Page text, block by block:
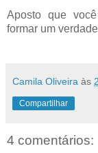
Aposto que
formar um
Camila Oliveira às
Compartilhar
4 comentários: